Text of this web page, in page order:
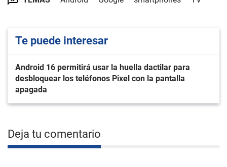
Te puede interesar
Android 16 permitirá usar la huella dactilar para
desbloquear los teléfonos Pixel con la pantalla
apagada
Deja tu comentario